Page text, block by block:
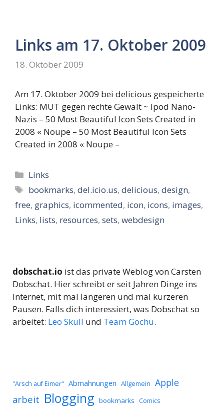
Links am 17. Oktober 2009
18. Oktober 2009
Am 17. Oktober 2009 bei delicious gespeicherte
Links: MUT gegen rechte Gewalt ~ Ipod Nano-
Nazis – 50 Most Beautiful Icon Sets Created in
2008 « Noupe – 50 Most Beautiful Icon Sets
Created in 2008 « Noupe –
Kategorien
Links
Schlagwörter
bookmarks,del.icio.us,delicious,design,
free, graphics, icommented, icon, icons, images,
Links, lists, resources, sets, webdesign
dobschat.io ist das private Weblog von Carsten
Dobschat. Hier schreibt er seit Jahren Dinge ins
Internet, mit mal längeren und mal kürzeren
Pausen. Falls dich interessiert, was Dobschat so
arbeitet: Leo Skull und Team Gochu.
"Arsch auf Eimer" Abmahnungen Allgemein Apple
arbeit Blogging bookmarks Comics